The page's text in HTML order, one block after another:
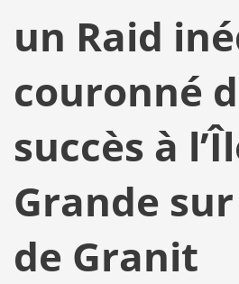
un Raid
couronné
succès à
Grande
de Granit